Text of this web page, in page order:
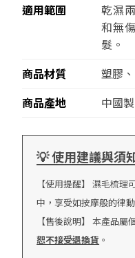
適用範圍
乾濕
和無
髮。
商品材質
塑膠
商品產地
中國製
💡 使用建議與須
【使用提醒】 濕毛梳
中，享受如按摩般的律動
【售後說明】 本產品屬
恕不接受退換貨 。